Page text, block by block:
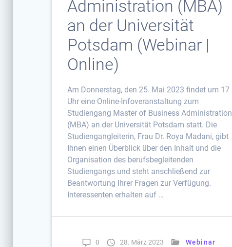
Administration (MBA)
an der Universität
Potsdam (Webinar |
Online)
Am Donnerstag, den 25. Mai 2023 findet um 17
Uhr eine Online-Infoveranstaltung zum
Studiengang Master of Business Administration
(MBA) an der Universität Potsdam statt. Die
Studiengangleiterin, Frau Dr. Roya Madani, gibt
Ihnen einen Überblick über den Inhalt und die
Organisation des berufsbegleitenden
Studiengangs und steht anschließend zur
Beantwortung Ihrer Fragen zur Verfügung.
Interessenten erhalten auf …
0 28. März 2023 Webinar